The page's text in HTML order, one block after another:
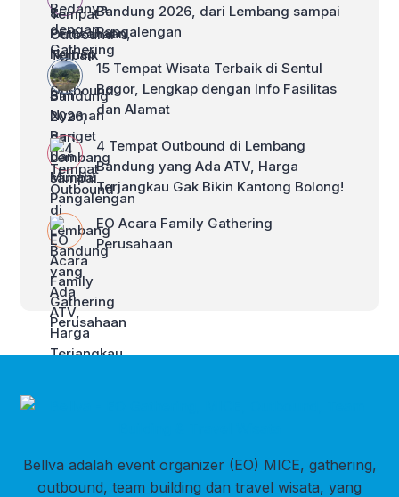
Bandung 2026, dari Lembang sampai
Pangalengan
15 Tempat Wisata Terbaik di Sentul
Bogor, Lengkap dengan Info Fasilitas
dan Alamat
4 Tempat Outbound di Lembang
Bandung yang Ada ATV, Harga
Terjangkau Gak Bikin Kantong Bolong!
EO Acara Family Gathering
Perusahaan
Bellva adalah event organizer (EO) MICE, gathering,
outbound, team building dan travel wisata, yang